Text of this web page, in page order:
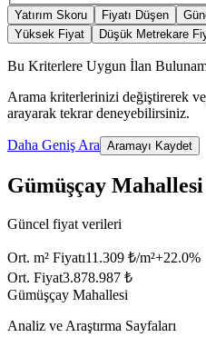
Yatırım Skoru Fiyatı Düşen
Yüksek Fiyat
Düşük Metrekare
Bu Kriterlere Uygun İlan
Arama kriterlerinizi değiştirerek
arayarak tekrar deneyebilirsiniz.
Daha Geniş Ara Aramayı Kaydet
Gümüşçay
Güncel fiyat verileri
Ort. m² Fiyatı11.309 ₺/m²+22.0%
Ort. Fiyat3.878.987 ₺
Gümüşçay Mahallesi
Analiz ve Araştırma Sayfaları